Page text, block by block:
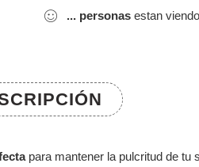
... personas estan
para mantener la pulcritud de tu